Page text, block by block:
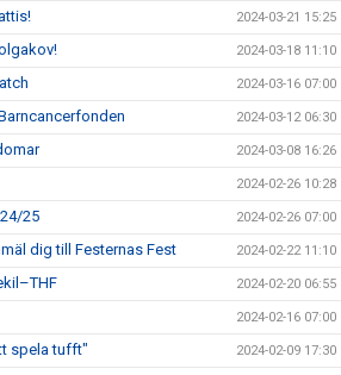
2024-03-21 15:25
2024-03-18 11:10
2024-03-16 07:00
2024-03-12 06:30
2024-03-08 16:26
2024-02-26 10:28
25 2024-02-26 07:00
dig till Festernas Fest 2024-02-22 11:10
2024-02-20 06:55
2024-02-16 07:00
spela tufft" 2024-02-09 17:30